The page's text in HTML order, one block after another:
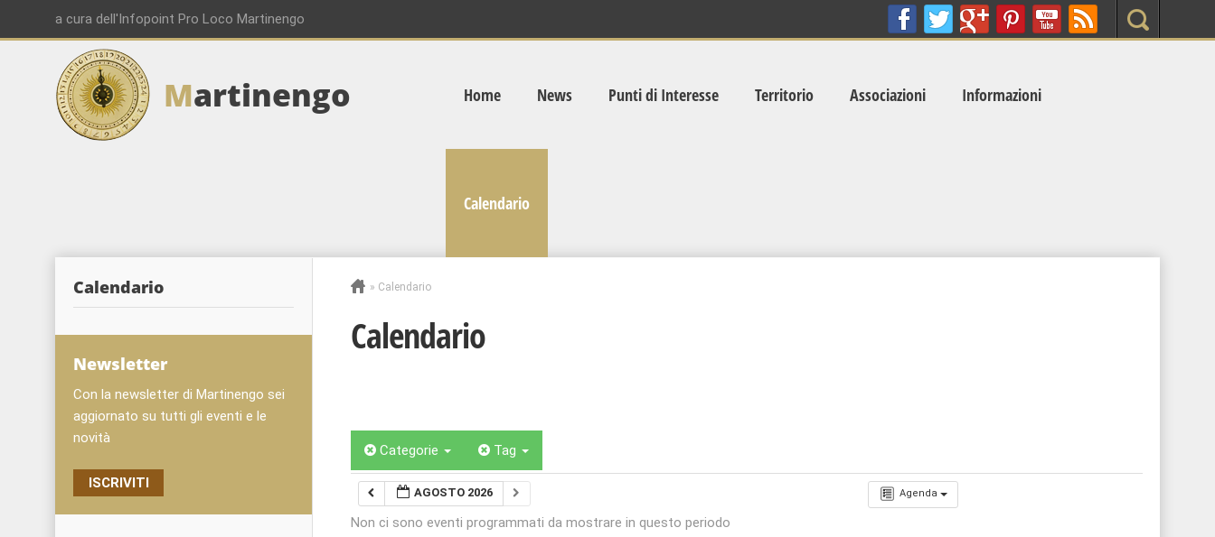
a cura dell'Infopoint Pro Loco Martinengo Search
Martinengo Home News Punti di Interesse Territorio Associazioni Informazioni
Calendario
» Calendario
Calendario
Categorie Tag
Agenda
AGOSTO 2026
Non ci sono eventi programmati da mostrare in questo periodo
Calendario
Newsletter
Con la newsletter di Martinengo sei
aggiornato su tutti gli eventi e le
novità
ISCRIVITI